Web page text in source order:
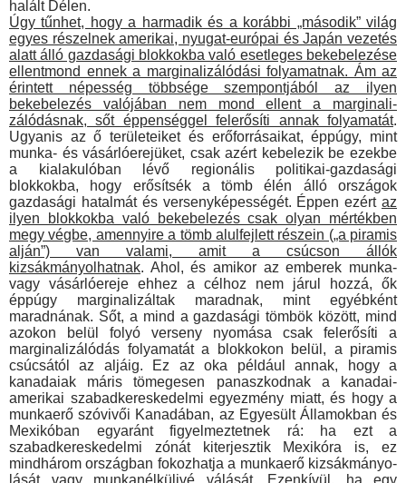
halált Délen.
Úgy tűnhet, hogy a harmadik és a korábbi „második” világ
egyes részelnek amerikai, nyugat-európai és Japán ve­zetés
alatt álló gazdasági blokkokba való esetleges beke­belezése
ellentmond ennek a marginalizálódási folyamat­nak. Ám az
érintett népesség többsége szempontjából az ilyen
bekebelezés valójában nem mond ellent a marginali­
zálódásnak, sőt éppenséggel felerősíti annak folyamatát.
Ugyanis az ő területeiket és erőforrásaikat, éppúgy, mint
mun­ka- és vásárlóerejüket, csak azért kebelezik be ezekbe
a kiala­kulóban lévő regionális politikai-gazdasági
blokkokba, hogy erő­sítsék a tömb élén álló országok
gazdasági hatalmát és ver­senyképességét. Éppen ezért az
ilyen blokkokba való bekebelezés csak olyan mértékben
megy végbe, amennyire a tömb alulfejlett részein („a piramis
alján”) van valami, amit a csúcson állók
kizsákmányolhatnak. Ahol, és amikor az emberek munka-
vagy vásárlóereje ehhez a célhoz nem járul hozzá, ők
éppúgy marginalizáltak maradnak, mint egyébként
maradnának. Sőt, a mind a gazdasági tömbök között, mind
azo­kon belül folyó verseny nyomása csak felerősíti a
marginalizá­lódás folyamatát a blokkokon belül, a piramis
csúcsától az al­jáig. Ez az oka például annak, hogy a
kanadaiak máris töme­gesen panaszkodnak a kanadai-
amerikai szabadkereskedelmi egyezmény miatt, és hogy a
munkaerő szóvivői Kanadában, az Egyesült Államokban és
Mexikóban egyaránt figyelmeztetnek rá: ha ezt a
szabadkereskedelmi zónát kiterjesztik Mexikóra is, ez
mindhárom országban fokozhatja a munkaerő kizsákmányo­